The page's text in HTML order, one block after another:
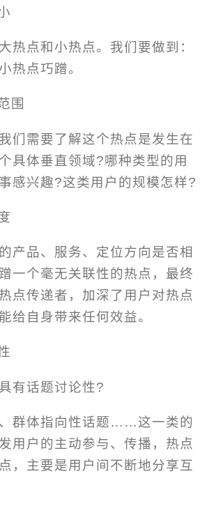
热点和小热点。我们要做到：
热点巧蹭。
围
们需要了解这个热点是发生在
具体垂直领域?哪种类型的用
感兴趣?这类用户的规模怎样?
产品、服务、定位方向是否相
一个毫无关联性的热点，最终
点传递者，加深了用户对热点
给自身带来任何效益。
有话题讨论性?
群体指向性话题……这一类的
用户的主动参与、传播，热点
，主要是用户间不断地分享互